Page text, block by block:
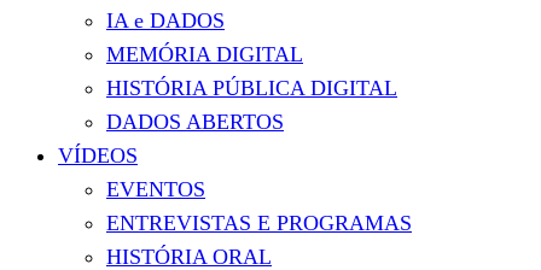
IA e DADOS
MEMÓRIA DIGITAL
HISTÓRIA PÚBLICA DIGITAL
DADOS ABERTOS
VÍDEOS
EVENTOS
ENTREVISTAS E PROGRAMAS
HISTÓRIA ORAL